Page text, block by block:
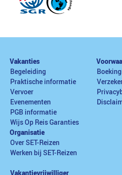
Vakanties
Begeleiding
Praktische informatie
Vervoer
Evenementen
PGB informatie
Wijs Op Reis Garanties
Organisatie
Over SET-Reizen
Werken bij SET-Reizen
Vakantievrijwilliger